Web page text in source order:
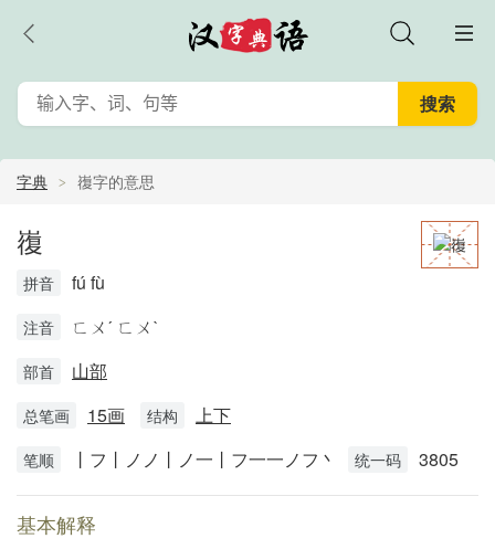
字典 㠅字的意思
㠅
拼音 fú fù
注音 ㄈㄨˊ ㄈㄨˋ
部首 山部
总笔画 15画 结构 上下
笔顺 丨フ丨ノノ丨ノ一丨フ一一ノフ丶 统一码 3805
基本解释